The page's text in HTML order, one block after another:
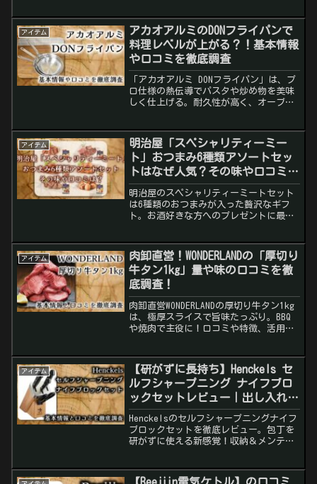
アイテム
アカオアルミのDONフライパンで
料理レベルが上がる？！基本情報
や口コミを徹底調査
「アカオアルミ DONフライパン」は、プ
ロ仕様の熱伝導でパスタや炒め物を美味
しく仕上げる。耐久性が高く、オーブン
アイテム
明治屋「スペシャリティーミー
ト」おつまみ6種類アソートセッ
トはなぜ人気？その味や口コミを
徹底調査！
明治屋のスペシャリティーミートセット
は6種類のおつまみが入った贅沢なギフ
ト。お酒好きな方へのプレゼントに最
アイテム
肉卸直営！WONDERLANDの「厚切り
牛タン1kg」量や味の口コミを徹
底調査！
肉卸直営WONDERLANDの厚切り牛タン1kg
は、極厚スライスで旨味たっぷり。BBQ
や焼肉で主役に！口コミや特徴、活用シ
アイテム
【研がずに長持ち】Henckels セ
ルフシャープニング ナイフブロ
ックセットレビュー｜出し入れす
るだけで切れ味キープ！
Henckelsのセルフシャープニングナイフ
ブロックセットを徹底レビュー。包丁を
研がずに使える新感覚！収納＆メンテナ